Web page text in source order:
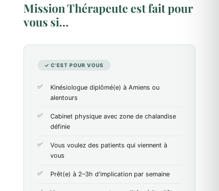
Mission Thérapeute est fait pour
vous si…
✓ C'EST POUR VOUS
Kinésiologue diplômé(e) à Amiens ou
alentours
Cabinet physique avec zone de chalandise
définie
Vous voulez des patients qui viennent à
vous
Prêt(e) à 2–3h d'implication par semaine